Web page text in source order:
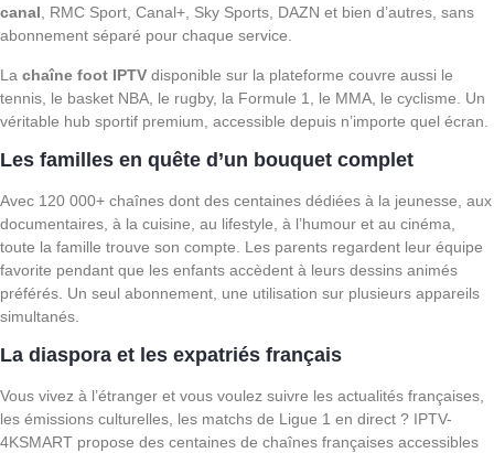
canal , RMC Sport, Canal+, Sky Sports, DAZN et bien d’autres, sans
abonnement séparé pour chaque service.
La chaîne foot IPTV disponible sur la plateforme couvre aussi le
tennis, le basket NBA, le rugby, la Formule 1, le MMA, le cyclisme. Un
véritable hub sportif premium, accessible depuis n’importe quel écran.
Les familles en quête d’un bouquet complet
Avec 120 000+ chaînes dont des centaines dédiées à la jeunesse, aux
documentaires, à la cuisine, au lifestyle, à l’humour et au cinéma,
toute la famille trouve son compte. Les parents regardent leur équipe
favorite pendant que les enfants accèdent à leurs dessins animés
préférés. Un seul abonnement, une utilisation sur plusieurs appareils
simultanés.
La diaspora et les expatriés français
Vous vivez à l’étranger et vous voulez suivre les actualités françaises,
les émissions culturelles, les matchs de Ligue 1 en direct ? IPTV-
4KSMART propose des centaines de chaînes françaises accessibles